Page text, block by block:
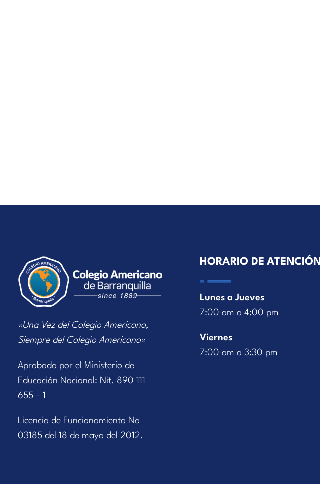
«Una Vez del Colegio Americano,
Siempre del Colegio Americano»
Aprobado por el Ministerio de
Educación Nacional: Nit. 890 111
655 – 1
Licencia de Funcionamiento No
03185 del 18 de mayo del 2012.
HORARIO DE ATENCIÓN
Lunes a Jueves
7:00 am a 4:00 pm
Viernes
7:00 am a 3:30 pm